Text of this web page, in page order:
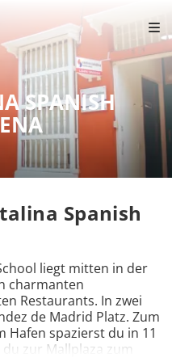
SPANISH
Spanish
liegt mitten in der
charmanten
Restaurants. In zwei
de Madrid Platz. Zum
Hafen spazierst du in 11
zur Mallplaza zum